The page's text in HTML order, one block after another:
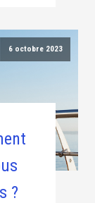
6 octobre 2023
?